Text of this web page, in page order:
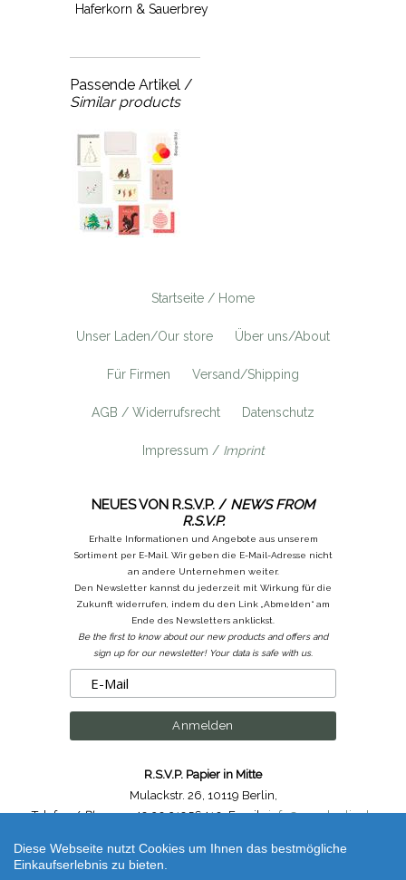
Haferkorn & Sauerbrey
Passende Artikel /
Similar products
Startseite / Home
Unser Laden/Our store Über uns/About
Für Firmen Versand/Shipping
AGB / Widerrufsrecht Datenschutz
Impressum / Imprint
NEUES VON R.S.V.P. / NEWS FROM
R.S.V.P.
Erhalte Informationen und Angebote aus unserem
Sortiment per E-Mail. Wir geben die E-Mail-Adresse nicht
an andere Unternehmen weiter.
Den Newsletter kannst du jederzeit mit Wirkung für die
Zukunft widerrufen, indem du den Link „Abmelden“ am
Ende des Newsletters anklickst.
Be the first to know about our new products and offers and
sign up for our newsletter! Your data is safe with us.
R.S.V.P. Papier in Mitte
Mulackstr. 26 10119 Berlin
Telefon /Phone: ++49.30.31956410,Email :info@rsvp-berlin.de
Shop erstellt mit VersaCommerce.
Diese Webseite nutzt Cookies um Ihnen das bestmögliche
Einkaufserlebnis zu bieten.